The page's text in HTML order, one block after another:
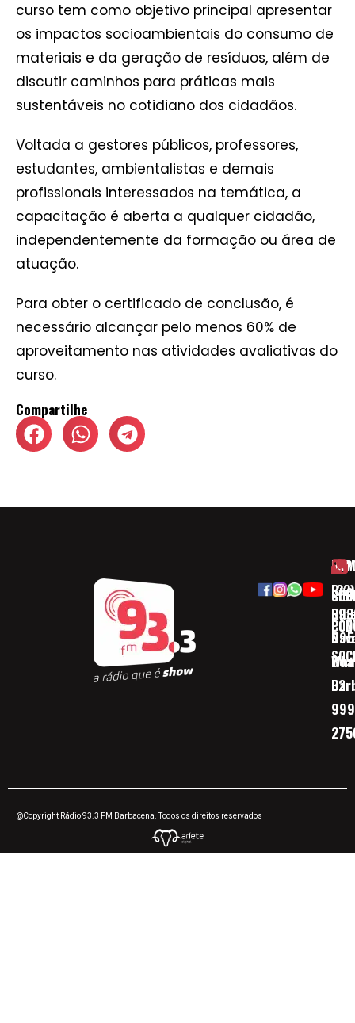
curso tem como objetivo principal apresentar
os impactos socioambientais do consumo de
materiais e da geração de resíduos, além de
discutir caminhos para práticas mais
sustentáveis no cotidiano dos cidadãos.
Voltada a gestores públicos, professores,
estudantes, ambientalistas e demais
profissionais interessados na temática, a
capacitação é aberta a qualquer cidadão,
independentemente da formação ou área de
atuação.
Para obter o certificado de conclusão, é
necessário alcançar pelo menos 60% de
aproveitamento nas atividades avaliativas do
curso.
Compartilhe
(32)
32
@Copyright Rádio 93.3 FM Barbacena. Todos os direitos reservados